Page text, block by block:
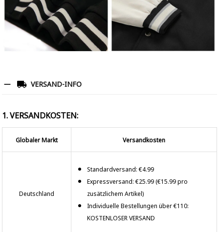
VERSAND-INFO
1. VERSANDKOSTEN:
Globaler Markt Versandkosten
Deutschland
Standardversand: €4.99
Expressversand: €25.99 (€15.99 pro
zusätzlichem Artikel)
Individuelle Bestellungen über €110:
KOSTENLOSER VERSAND